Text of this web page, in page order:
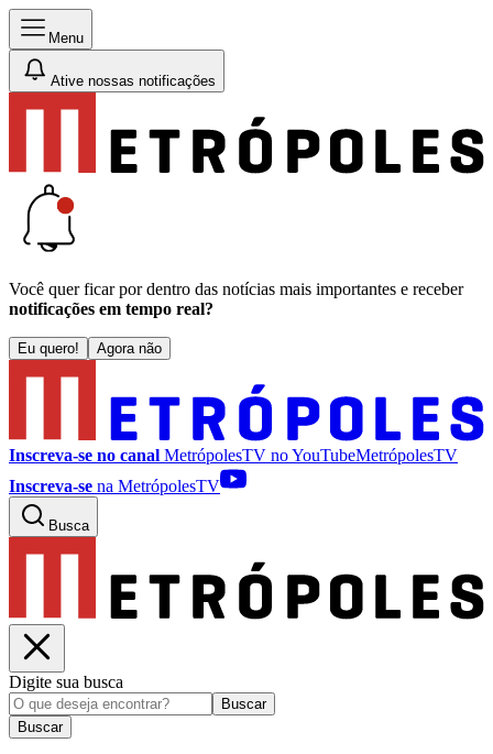
Menu
Ative nossas notificações
Você quer ficar por dentro das notícias mais importantes e receber
notificações em tempo real?
Eu quero! Agora não
Inscreva-se no canal MetrópolesTV noYouTubeMetrópolesTV
Inscreva-se na MetrópolesTV
Busca
Digite sua busca
Buscar
Buscar